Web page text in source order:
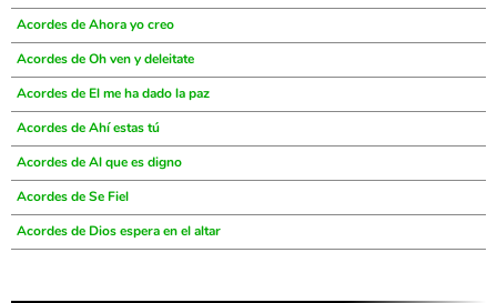
Acordes de Ahora yo creo
Acordes de Oh ven y deleitate
Acordes de El me ha dado la paz
Acordes de Ahí estas tú
Acordes de Al que es digno
Acordes de Se Fiel
Acordes de Dios espera en el altar